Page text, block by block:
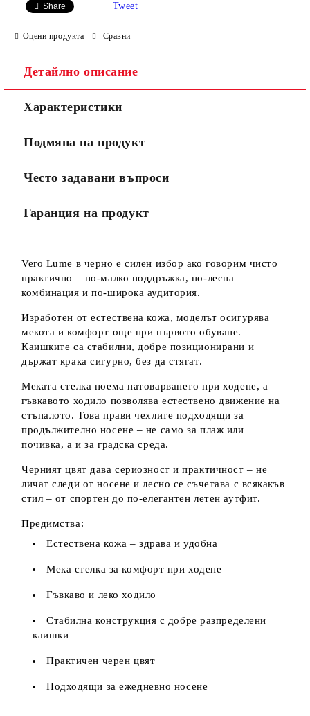
Ние ще се свържем с вас в рамките на работния ден.
Share Tweet
Оцени продукта Сравни
Детайлно описание
Характеристики
Подмяна на продукт
Често задавани въпроси
Гаранция на продукт
Vero Lume в черно е силен избор ако говорим чисто
практично – по-малко поддръжка, по-лесна
комбинация и по-широка аудитория.
Изработен от естествена кожа, моделът осигурява
мекота и комфорт още при първото обуване.
Каишките са стабилни, добре позиционирани и
държат крака сигурно, без да стягат.
Меката стелка поема натоварването при ходене, а
гъвкавото ходило позволява естествено движение на
стъпалото. Това прави чехлите подходящи за
продължително носене – не само за плаж или
почивка, а и за градска среда.
Черният цвят дава сериозност и практичност – не
личат следи от носене и лесно се съчетава с всякакъв
стил – от спортен до по-елегантен летен аутфит.
Предимства:
Естествена кожа – здрава и удобна
Мека стелка за комфорт при ходене
Гъвкаво и леко ходило
Стабилна конструкция с добре разпределени
каишки
Практичен черен цвят
Подходящи за ежедневно носене